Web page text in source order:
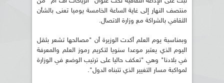
منتصف النهار إلى غاية الساعة الخامسة يوميا تعنى بالشأن
الثقافي بالشراكة مع وزارة الاتصال.
وبمناسبة يوم العلم أكدت الوزيرة أن "مصالحها تشعر بثقل
اليوم الذي يعتبر موعدا سنويا لتكريم رموز العلم والمعرفة
في بلادنا" وهي "تعكف حاليا على ترتيب الوضع في الوزارة
لمواكبة مسار التغيير الذي تتبناه الدول".